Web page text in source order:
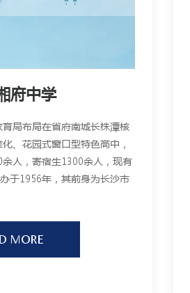
府中学
局布局在省府南城长株潭核
、花园式窗口型特色高中，
人，寄宿生1300余人，现有
于1956年，其前身为长沙市
MORE